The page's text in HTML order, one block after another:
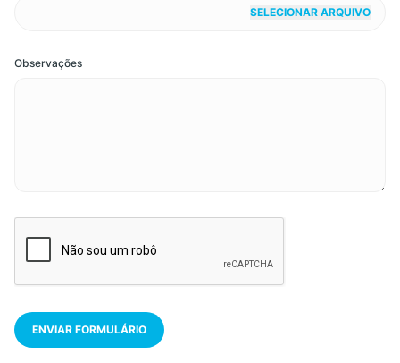
SELECIONAR ARQUIVO
Observações
ENVIAR FORMULÁRIO